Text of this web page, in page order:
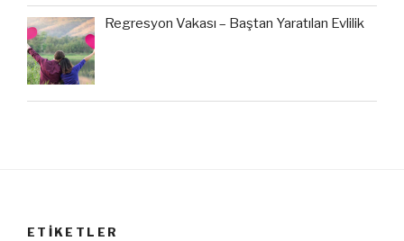
Regresyon Vakası – Baştan Yaratılan Evlilik
ETIKETLER